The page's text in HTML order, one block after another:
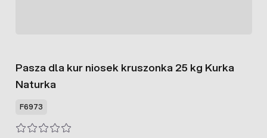
Pasza dla kur niosek kruszonka 25 kg Kurka
Naturka
F6973